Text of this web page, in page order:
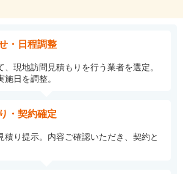
・日程調整
、現地訪問見積もりを行う業者を選定。
日を調整。
・契約確定
積り提示。内容ご確認いただき、契約と